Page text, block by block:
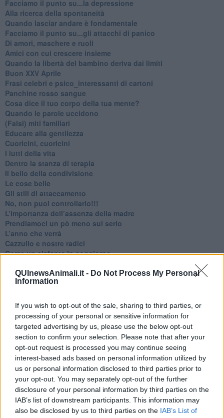
QUInewsAnimali.it - Do Not Process My Personal
Information
If you wish to opt-out of the sale, sharing to third parties, or
processing of your personal or sensitive information for
targeted advertising by us, please use the below opt-out
section to confirm your selection. Please note that after your
opt-out request is processed you may continue seeing
interest-based ads based on personal information utilized by
us or personal information disclosed to third parties prior to
your opt-out. You may separately opt-out of the further
disclosure of your personal information by third parties on the
IAB’s list of downstream participants. This information may
also be disclosed by us to third parties on the IAB’s List of
Facciamo il punto su...la depressione
​Alla ricerca della spontaneità
​Quando lasciar andare è fondamentale
Facciamo il punto su...gli attacchi di panico
Di amori, maschere e ruoli
​Amici con cui crescere insieme
​Quando la libertà del bambino deriva dai limiti
Buon XXV Aprile
​Frasi celebri e psico_interessanti di cartoni
​Panchine rosso sangue
​Cosa dice il tuo corpo della tua mente?
​Quando le parole uccidono
​(Falsi) miti familiari
​Educare alla gentilezza
​Cuoricini, cuoricini
I lutti della vita
​Dentro la stanza di terapia
​Il bello della condivisione
Le cose belle
​Gli stili di attaccamento
No, non puoi controllarlo!!!
​L’importanza dell’assenza della madre
​Prendiamoci un pò meno sul serio
​L’anno che verrà
​Cazzullo e nostre radici
​Come un elefante in soggiorno
E se le cose non vanno come vorresti?
​Chi sono i genitori elicottero
Quando il diritto alla disconnessione non viene accolto
​L’importanza della comunicazione in famiglia
​Il diritto ad essere disconnessi
​Il pensiero dicotomico e la salute mentale
​Consigli di lettura per genitori e non solo
​La Clownterapia
​Differenze tra persone frustrate e non
L’invisibile fatica mentale
Vacanze a km zero
​Buone Vacan(si)e!
​Il lato positivo delle cose
​Storie antiche di tempi moderni